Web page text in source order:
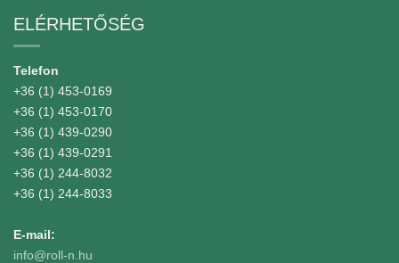
ELÉRHETŐSÉG
Telefon
+36 (1) 453-0169
+36 (1) 453-0170
+36 (1) 439-0290
+36 (1) 439-0291
+36 (1) 244-8032
+36 (1) 244-8033
E-mail:
info@roll-n.hu